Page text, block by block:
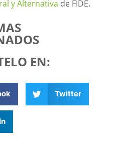
y Alternativa de FIDE.
EN:
Twitter